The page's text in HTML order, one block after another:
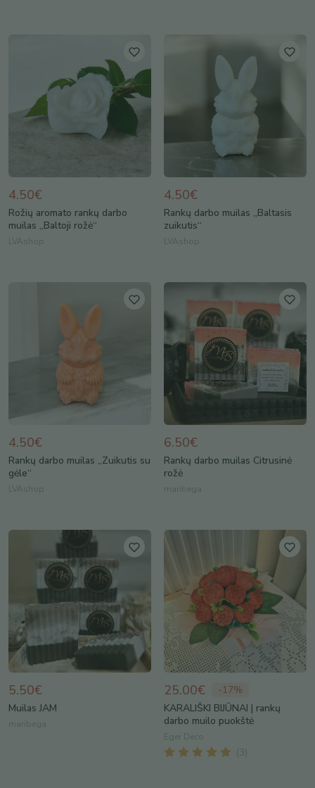
4.50€
Rožių aromato rankų darbo
muilas „Baltoji rožė“
LVAshop
4.50€
Rankų darbo muilas „Baltasis
zuikutis“
LVAshop
4.50€
Rankų darbo muilas „Zuikutis su
gėle“
LVAshop
6.50€
Rankų darbo muilas Citrusinė
rožė
maribega
5.50€
Muilas JAM
maribega
25.00€ -17%
KARALIŠKI BIJŪNAI | rankų
darbo muilo puokštė
Eger Deco
( 3